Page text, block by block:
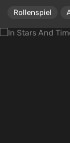
Rollenspiel